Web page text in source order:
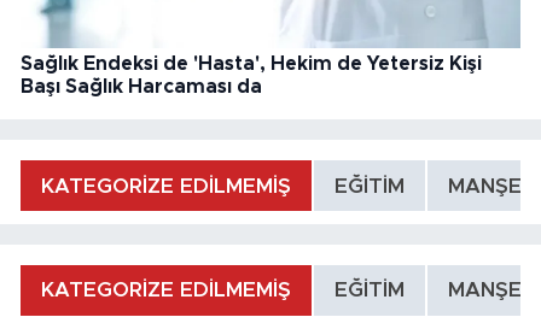
Sağlık Endeksi de 'Hasta', Hekim de Yetersiz Kişi
Başı Sağlık Harcaması da
KATEGORİZE EDİLMEMİŞ EĞİTİM MANŞET
KATEGORİZE EDİLMEMİŞ EĞİTİM MANŞET